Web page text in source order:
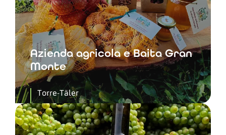
Azienda agricola e Baita Gran
Monte
Torre-Täler